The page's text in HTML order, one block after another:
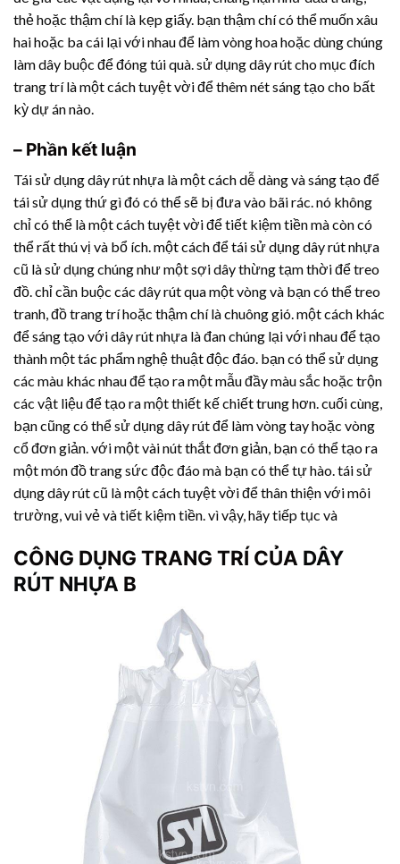
thẻ hoặc thậm chí là kẹp giấy. bạn thậm chí có thể muốn xâu
hai hoặc ba cái lại với nhau để làm vòng hoa hoặc dùng chúng
làm dây buộc để đóng túi quà. sử dụng dây rút cho mục đích
trang trí là một cách tuyệt vời để thêm nét sáng tạo cho bất
kỳ dự án nào.
– Phần kết luận
Tái sử dụngdây rút nhựa là một cách dễ dàng và sáng tạo để
tái sử dụng thứ gì đó có thể sẽ bị đưa vào bãi rác. nó không
chỉ có thể là một cách tuyệt vời để tiết kiệm tiền mà còn có
thể rất thú vị và bổ ích. một cách để tái sử dụngdây rút nhựa
cũ là sử dụng chúng như một sợi dây thừng tạm thời để treo
đồ. chỉ cần buộc các dây rút qua một vòng và bạn có thể treo
tranh, đồ trang trí hoặc thậm chí là chuông gió. một cách khác
để sáng tạo vớidây rút nhựa là đan chúng lại với nhau để tạo
thành một tác phẩm nghệ thuật độc đáo. bạn có thể sử dụng
các màu khác nhau để tạo ra một mẫu đầy màu sắc hoặc trộn
các vật liệu để tạo ra một thiết kế chiết trung hơn. cuối cùng,
bạn cũng có thể sử dụng dây rút để làm vòng tay hoặc vòng
cổ đơn giản. với một vài nút thắt đơn giản, bạn có thể tạo ra
một món đồ trang sức độc đáo mà bạn có thể tự hào. tái sử
dụng dây rút cũ là một cách tuyệt vời để thân thiện với môi
trường, vui vẻ và tiết kiệm tiền. vì vậy, hãy tiếp tục và
CÔNG DỤNG TRANG TRÍ CỦA DÂY
RÚT NHỰA B